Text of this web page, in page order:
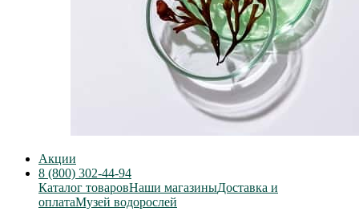
Акции
8 (800) 302-44-94
Каталог товаровНаши магазиныДоставка и
оплатаМузей водорослей